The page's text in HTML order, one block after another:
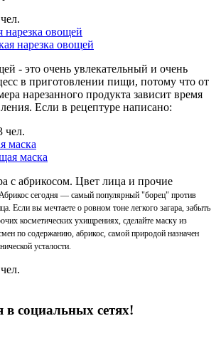
нарезка овощей
- это очень увлекательный и очень
в приготовлении пищи, потому что от
нарезанного продукта зависит время
Если в рецептуре написано:
чел.
маска
с абрикосом. Цвет лица и прочие
сегодня — самый популярный "борец" против
Если вы мечтаете о ровном тоне легкого загара, забыть
косметических ухищрениях, сделайте маску из
по содержанию, абрикос, самой природой назначен
усталости.
в социальных сетях!